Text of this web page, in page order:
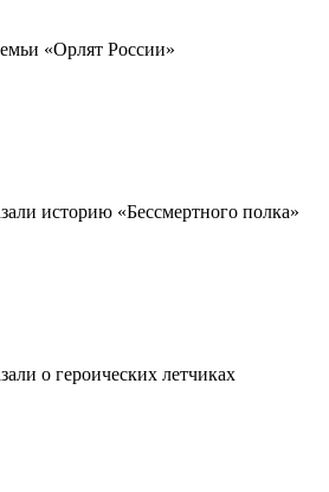
«Орлят России»
историю «Бессмертного полка»
о героических летчиках